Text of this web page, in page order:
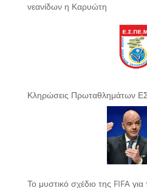
νεανίδων η Καρυώτη
Κληρώσεις Πρωταθλημάτων
Το μυστικό σχέδιο της FIFA